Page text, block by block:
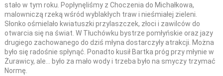
stało w tym roku. Popłynęliśmy z Choczenia do Michałkowa,
malowniczą rzeką wśród wyblakłych traw i nieśmiałej zieleni.
Słonko ośmielało kwiatuszki przylaszczek, złoci i zawilców do
otwarcia się na świat. W Tłuchówku bystrze pomłyńskie oraz jazy
drugiego zachowanego do dziś młyna dostarczyły atrakcji. Można
było się radośnie spłynąć. Ponadto kusił Bartka próg przy młynie w
Żurawicy, ale… było za mało wody i trzeba było na smyczy trzymać
Normę.